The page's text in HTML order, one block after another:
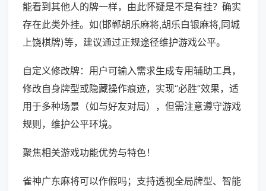
能看到其他人的牌一样，由此怀疑是不是有挂？确实
存在此类外挂。如(邯郸胡乐麻将,胡乐白银麻将,同城
上饶棋牌)等，建议通过正规途径维护游戏公平。
自定义修改牌：用户可输入需求生成专用辅助工具，
修改自身牌型或隐藏操作痕迹，实现“必胜”效果，适
用于多种场景（如与好友对局），但需注意遵守游戏
规则，维护公平环境。
聚焦相关游戏功能优势与特色！
雀神广东麻将可以作假吗；支持透视全局牌型、智能